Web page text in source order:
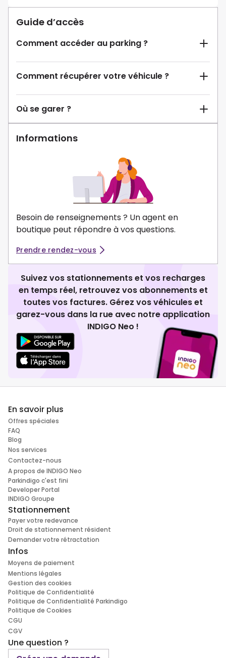
Guide d’accès
Comment accéder au parking ?
Comment récupérer votre véhicule ?
Où se garer ?
Informations
Besoin de renseignements ? Un agent en
boutique peut répondre à vos questions.
Prendre rendez-vous
Suivez vos stationnements et vos recharges
en temps réel, retrouvez vos abonnements et
toutes vos factures. Gérez vos véhicules et
garez-vous dans la rue avec notre application
INDIGO Neo !
En savoir plus
Offres spéciales
FAQ
Blog
Nos services
Contactez-nous
A propos de INDIGO Neo
Parkindigo c'est fini
Developer Portal
INDIGO Groupe
Stationnement
Payer votre redevance
Droit de stationnement résident
Demander votre rétractation
Infos
Moyens de paiement
Mentions légales
Gestion des cookies
Politique de Confidentialité
Politique de Confidentialité Parkindigo
Politique de Cookies
CGU
CGV
Une question ?